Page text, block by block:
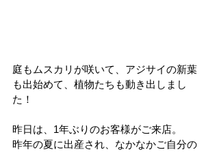
庭もムスカリが咲いて、アジサイの新葉
も出始めて、植物たちも動き出しまし
た！
昨日は、1年ぶりのお客様がご来店。
昨年の夏に出産され、なかなかご自分の